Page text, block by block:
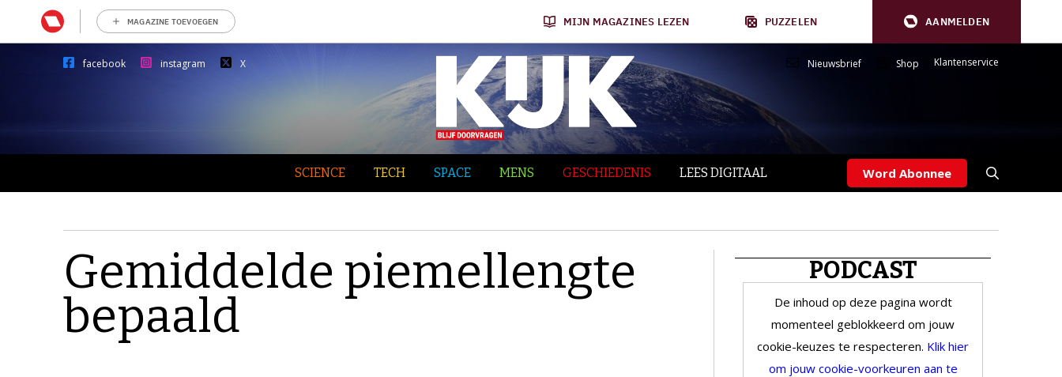
MAGAZINE TOEVOEGEN MIJN MAGAZINES LEZEN PUZZELEN AANMELDEN
facebook instagram X Nieuwsbrief Shop Klantenservice
SCIENCE TECH SPACE MENS GESCHIEDENIS LEES DIGITAAL Word Abonnee
Gemiddelde piemellengte
bepaald
PODCAST
De inhoud op deze pagina wordt
momenteel geblokkeerd om jouw
cookie-keuzes te respecteren. Klik hier
om jouw cookie-voorkeuren aan te